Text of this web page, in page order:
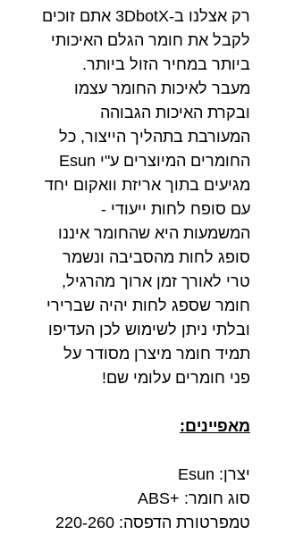
רק אצלנו ב-3DbotX אתם זוכים
לקבל את חומר הגלם האיכותי
ביותר במחיר הזול ביותר.
מעבר לאיכות החומר עצמו
ובקרת האיכות הגבוהה
המעורבת בתהליך הייצור, כל
החומרים המיוצרים ע"י Esun
מגיעים בתוך אריזת וואקום יחד
עם סופח לחות ייעודי -
המשמעות היא שהחומר איננו
סופג לחות מהסביבה ונשמר
טרי לאורך זמן ארוך מהרגיל,
חומר שספג לחות יהיה שברירי
ובלתי ניתן לשימוש לכן העדיפו
תמיד חומר מיצרן מסודר על
פני חומרים עלומי שם!
מאפיינים:
יצרן: Esun
סוג חומר: +ABS
טמפרטורת הדפסה: 220-260